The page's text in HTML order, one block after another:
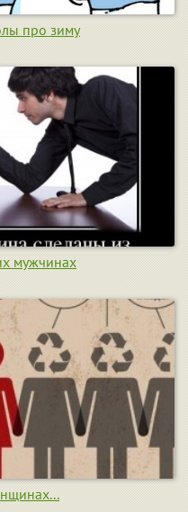
про зиму
мужчинах